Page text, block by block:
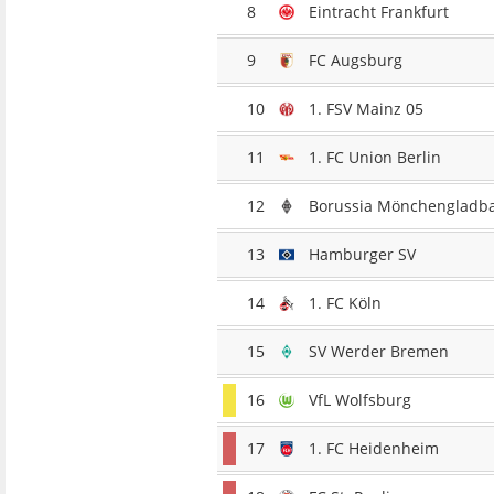
8 Eintracht Frankfurt
9 FC Augsburg
10 1. FSV Mainz 05
11 1. FC Union Berlin
12 Borussia
13 Hamburger SV
14 1. FC Köln
15 SV Werder Bremen
16 VfL Wolfsburg
17 1. FC Heidenheim